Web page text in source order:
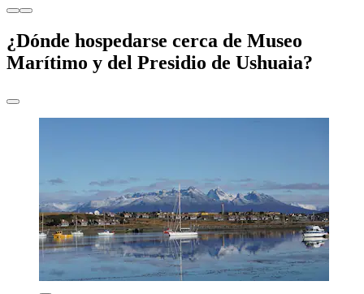
¿Dónde hospedarse cerca de Museo
Marítimo y del Presidio de Ushuaia?